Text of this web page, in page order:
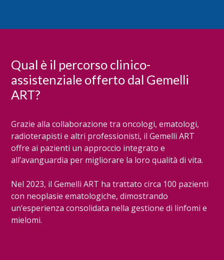
Qual è il percorso clinico-
assistenziale offerto dal Gemelli
ART?
Grazie alla collaborazione tra oncologi, ematologi,
radioterapisti e altri professionisti, il Gemelli ART
offre ai pazienti un approccio integrato e
all’avanguardia per migliorare la loro qualità di vita.
Nel 2023, il Gemelli ART ha trattato circa 100 pazienti
con neoplasie ematologiche, dimostrando
un’esperienza consolidata nella gestione di linfomi e
mielomi.